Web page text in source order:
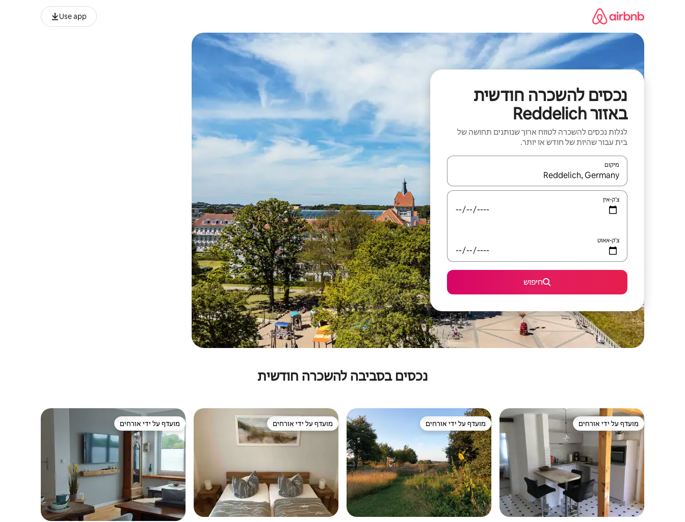
Use app
נכסים להשכרה חודשית
באזור Reddelich
לגלות נכסים להשכרה לטווח ארוך שנותנים תחושה של
בית עבור שהיות של חודש או יותר.
מיקום
כאשר התוצאות יהיו זמינות, יש לנווט עם מקשי החיצים למעלה ולמטה או לעיין בעזרת תנועות מגע או החלקה.
צ'ק-אין
צ'ק-אאוט
חיפוש
נכסים בסביבה להשכרה חודשית
מועדף על ידי אורחים
מועדף על ידי אורחים מועדף על ידי אורחים
מועדף על ידי אורחים מועדף על ידי אורחים
מועדף על ידי אורחים מועדף על ידי אורחים
מועדף על ידי אורחים